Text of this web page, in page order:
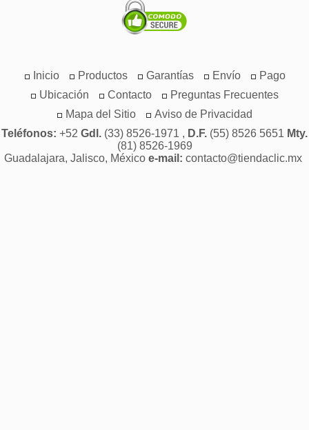
Inicio Productos Garantías Envío
Pago
Ubicación
Contacto
Preguntas Frecuentes
Mapa del Sitio
Aviso de Privacidad
Teléfonos: +52 Gdl. (33) 8526-1971 , D.F. (55) 8526 5651 Mty.
(81) 8526-1969
Guadalajara, Jalisco, México e-mail: contacto@tiendaclic.mx